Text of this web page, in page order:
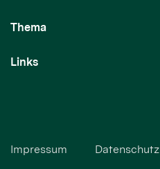
Thema
Links
Impressum Datenschutz